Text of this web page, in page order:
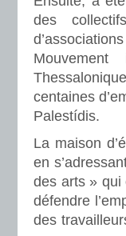
des
centaines
Palestídis.
La maison
en
des arts » qui
défendre
des